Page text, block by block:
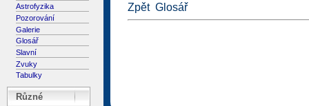
Astrofyzika
Pozorování
Galerie
Glosář
Slavní
Zvuky
Tabulky
Různé
Zpět Glosář